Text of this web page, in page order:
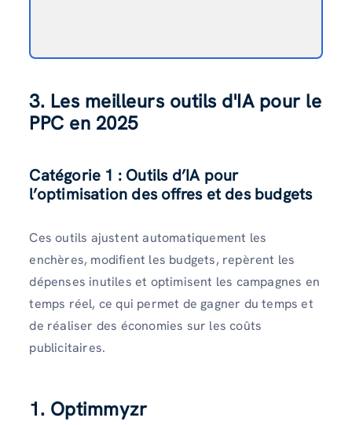
3. Les meilleurs outils d'IA pour le
PPC en 2025
Catégorie 1 : Outils d’IA pour
l’optimisation des offres et des budgets
Ces outils ajustent automatiquement les
enchères, modifient les budgets, repèrent les
dépenses inutiles et optimisent les campagnes en
temps réel, ce qui permet de gagner du temps et
de réaliser des économies sur les coûts
publicitaires.
1. Optimmyzr